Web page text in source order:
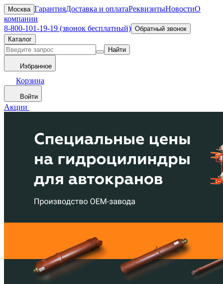
Москва ГарантияДоставка и оплатаРеквизитыНовостиО
компании
8-800-101-19-19 (звонок бесплатный) Обратный звонок
Каталог
Найти
Избранное
Корзина
Войти
Акции